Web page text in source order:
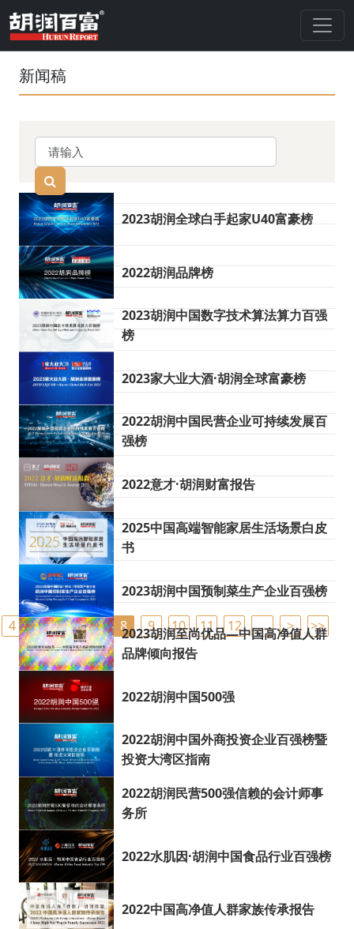
新闻稿
2023胡润全球白手起家U40富豪榜
2022胡润品牌榜
2023胡润中国数字技术算法算力百强
榜
2023家大业大酒·胡润全球富豪榜
2022胡润中国民营企业可持续发展百
强榜
2022意才·胡润财富报告
2025中国高端智能家居生活场景白皮
书
2023胡润中国预制菜生产企业百强榜
2023胡润至尚优品—中国高净值人群
品牌倾向报告
2022胡润中国500强
2022胡润中国外商投资企业百强榜暨
投资大湾区指南
2022胡润民营500强信赖的会计师事
务所
2022水肌因·胡润中国食品行业百强榜
2022中国高净值人群家族传承报告
4 5 6 7 8 9 10 11 12 … > >>